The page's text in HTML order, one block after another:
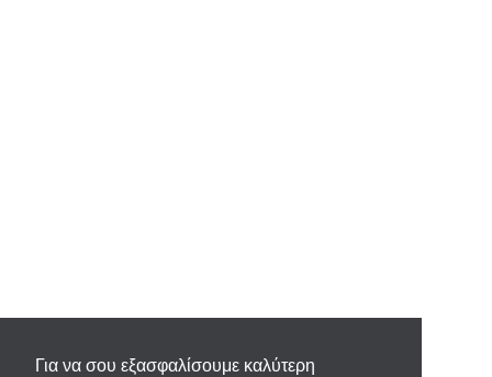
Για να σου εξασφαλίσουμε καλύτερη